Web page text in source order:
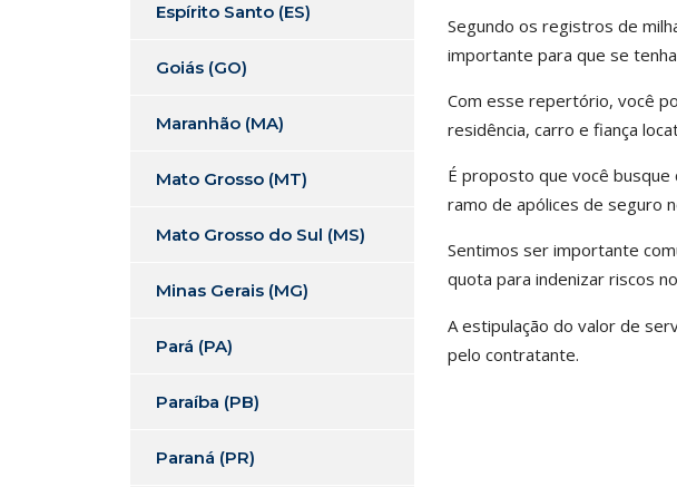
Segundo os registros de
importante para que se
Com esse repertório, você
residência, carro e fiança
É proposto que você
ramo de apólices de seguro
Sentimos ser importante
quota para indenizar riscos
A estipulação do valor de
pelo contratante.
Espírito Santo (ES)
Goiás (GO)
Maranhão (MA)
Mato Grosso (MT)
Mato Grosso do Sul (MS)
Minas Gerais (MG)
Pará (PA)
Paraíba (PB)
Paraná (PR)